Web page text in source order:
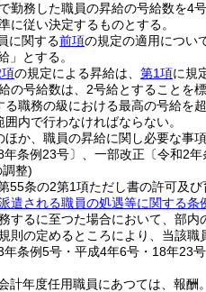
勤務した職員の昇給の号給数を4
に従い決定するものとする。
に関する前項の規定の適用につい
」とする。
の規定による昇給は、 第1項に規
の号給数は、2号給とすることを
職務の級における最高の号給を
内で行わなければならない。
か、職員の昇給に関し必要な事
条例23号〕、一部改正〔令和2
整)
55条の2第1項ただし書の許可及
遣される職員の処遇等に関する条
するに至つた場合において、部
則の定めるところにより、当該職
条例5号・平成4年6号・18年23
計年度任用職員にあつては、報酬。